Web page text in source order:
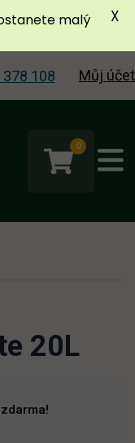
108 Můj účet
0
20L
malý
X